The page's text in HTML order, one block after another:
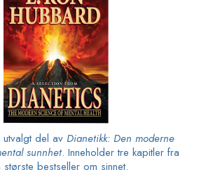
del av Dianetikk: Den moderne
sunnhet. Inneholder tre kapitler fra
største bestseller om sinnet.